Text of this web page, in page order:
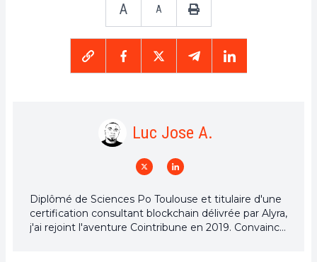
A A
Luc Jose A.
Diplômé de Sciences Po Toulouse et titulaire d'une
certification consultant blockchain délivrée par Alyra,
j'ai rejoint l'aventure Cointribune en 2019. Convaincu